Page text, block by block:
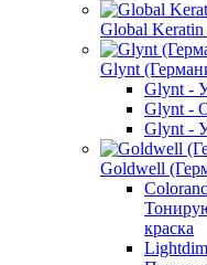
Global
Glynt
Glynt -
Glynt -
Glynt -
Goldwell
краска